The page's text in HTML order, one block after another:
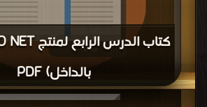
بالداخل) PDF